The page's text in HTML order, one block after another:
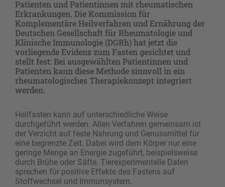
Patienten und Patientinnen mit rheumatischen
Erkrankungen. Die Kommission für
Komplementäre Heilverfahren und Ernährung der
Deutschen Gesellschaft für Rheumatologie und
Klinische Immunologie (DGRh) hat jetzt die
vorliegende Evidenz zum Fasten gesichtet und
stellt fest: Bei ausgewählten Patientinnen und
Patienten kann diese Methode sinnvoll in ein
rheumatologisches Therapiekonzept integriert
werden.
Heilfasten kann auf unterschiedliche Weise
durchgeführt werden. Allen Verfahren gemeinsam ist
der Verzicht auf feste Nahrung und Genussmittel für
eine begrenzte Zeit. Dabei wird dem Körper nur eine
geringe Menge an Energie zugeführt, beispielsweise
durch Brühe oder Säfte. Tierexperimentelle Daten
sprechen für positive Effekte des Fastens auf
Stoffwechsel und Immunsystem.